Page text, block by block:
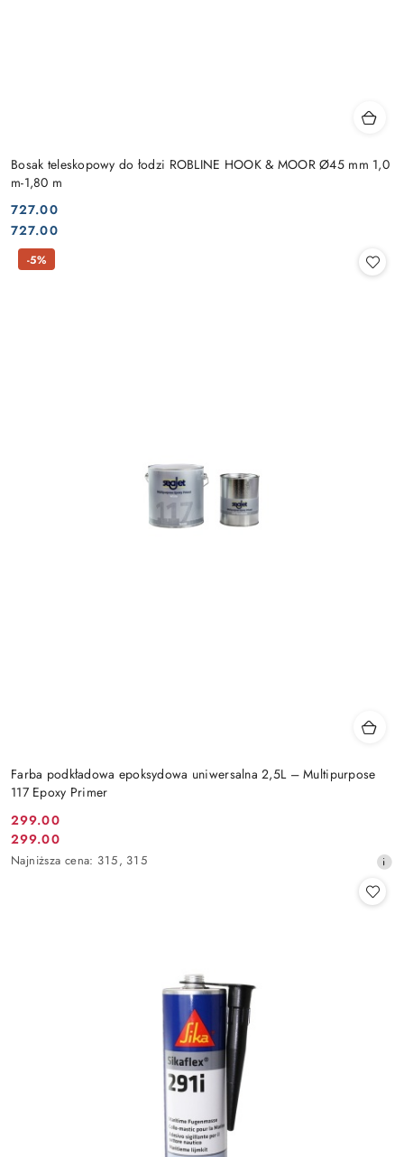
Bosak teleskopowy do łodzi ROBLINE HOOK & MOOR Ø45 mm 1,0
m-1,80 m
Cena:
727.00
Cena:
727.00
Farba podkładowa epoksydowa uniwersalna 2,5L – Multipurpose
117 Epoxy Primer
Cena
promocyjna:
299.00
Cena
promocyjna:
299.00
Najniższa
Najniższa cena: 315, 315
-5%